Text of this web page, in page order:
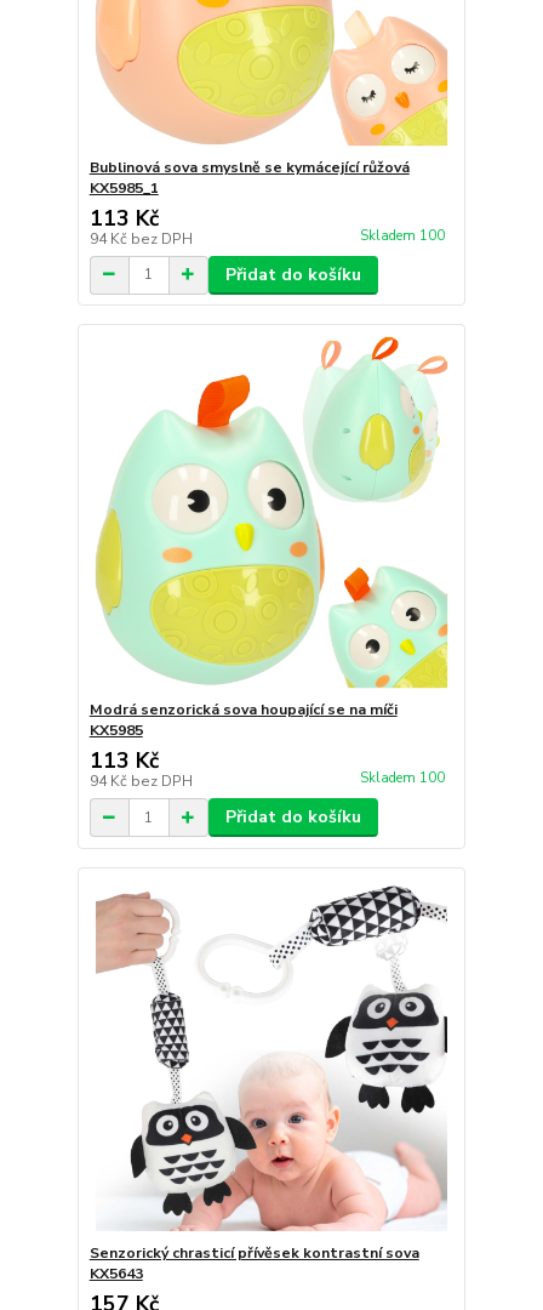
Bublinová sova smyslně se kymácející růžová
KX5985_1
113 Kč
94 Kč bez DPH Skladem 100
Přidat do košíku
Modrá senzorická sova houpající se na míči
KX5985
113 Kč
94 Kč bez DPH Skladem 100
Přidat do košíku
Senzorický chrasticí přívěsek kontrastní sova
KX5643
157 Kč